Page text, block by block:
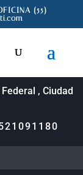
(55)
, Ciudad